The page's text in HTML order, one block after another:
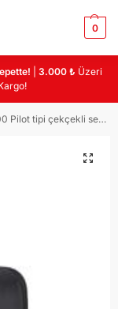
0
|3.000 ₺ Üzeri
seyahat çantası 5 bölmeli